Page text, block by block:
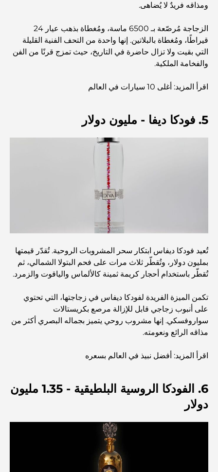
أفضل 7 مطاعم في خور دبي لتناول الطعام فيها
أفضل المدارس في دبي مارينا: دليل مناسب للعائلات
مطاعم في دبي هيلز: أفضل أماكن تناول الطعام في مركز متنامٍ
أفضل ملاعب الجولف للبطولات في دبي
المجتمعات السكنية المطلة على الواجهة البحرية في دبي: حياة
فاخرة على شاطئ البحر
أفضل البنوك في دبي للمقيمين الأجانب: دليل مصرفي شامل
أفضل مطاعم شرائح اللحم في دبي: دليل لعشاق اللحوم
أغلى دولة في العالم: تصنيف عالمي لتكاليف المعيشة
دليل صالات الرياضة في داماك هيلز: أفضل خيارات اللياقة
استكشف أكثر مناطق دبي حيوية
بطاقات الائتمان في الإمارات العربية المتحدة: دليل شامل
ومذاقه فريدٌ لا يُضاهى.
الزجاجة مُرصّعة بـ 6500 ماسة، ومُغطاة بذهب عيار 24
قيراطًا، ومُغطاة بالبلاتين. إنها واحدة من التحف الفنية القليلة
التي بقيت ولا تزال حاضرة في التاريخ، حيث تمزج قرنًا من الفن
والفخامة الملكية.
اقرأ المزيد: أغلى 10 سيارات في العالم
5. فودكا ديفا - مليون دولار
تُعيد فودكا ديفاس ابتكار سحر المشروبات الروحية. تُقدّر قيمتها
بمليون دولار، وتُقطّر ثلاث مرات على فحم البتولا الشمالي، ثم
تُقطّر باستخدام أحجار كريمة ثمينة كالألماس والياقوت والزمرد.
تكمن الميزة الفريدة لفودكا ديفاس في زجاجتها، التي تحتوي
على أنبوب زجاجي قابل للإزالة مرصع بكريستالات
سواروفسكي. إنها مشروب روحي يتميز بجماله البصري أكثر من
مذاقه الرائع ونعومته.
اقرأ المزيد: أفضل نبيذ في العالم بسعره
6. الفودكا الروسية البلطيقية - 1.35 مليون
دولار